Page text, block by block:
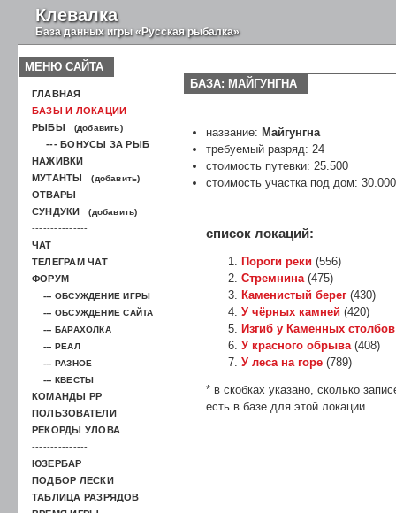
Клевалка
База данных игры «Русская рыбалка»
БАЗА: МАЙГУНГНА
название: Майгунгна
требуемый разряд: 24
стоимость путевки: 25.500
стоимость участка под дом:
список локаций:
Пороги реки (556)
Стремнина (475)
Каменистый берег (430)
У чёрных камней (420)
Изгиб у Каменных столбов
У красного обрыва (408)
У леса на горе (789)
* в скобках указано, сколько
есть в базе для этой локации
МЕНЮ САЙТА
ГЛАВНАЯ
БАЗЫ И ЛОКАЦИИ
РЫБЫ
(добавить)
--- БОНУСЫ ЗА РЫБ
НАЖИВКИ
МУТАНТЫ
(добавить)
ОТВАРЫ
СУНДУКИ
(добавить)
---------------
ЧАТ
ТЕЛЕГРАМ ЧАТ
ФОРУМ
--- ОБСУЖДЕНИЕ ИГРЫ
--- ОБСУЖДЕНИЕ САЙТА
--- БАРАХОЛКА
--- РЕАЛ
--- РАЗНОЕ
--- КВЕСТЫ
КОМАНДЫ РР
ПОЛЬЗОВАТЕЛИ
РЕКОРДЫ УЛОВА
---------------
ЮЗЕРБАР
ПОДБОР ЛЕСКИ
ТАБЛИЦА РАЗРЯДОВ